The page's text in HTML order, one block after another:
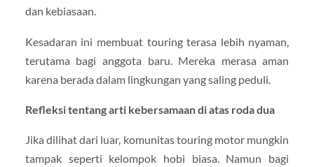
dan kebiasaan.
Kesadaran ini membuat touring terasa lebih nyaman,
terutama bagi anggota baru. Mereka merasa aman
karena berada dalam lingkungan yang saling peduli.
Refleksi tentang arti kebersamaan di atas roda dua
Jika dilihat dari luar, komunitas touring motor mungkin
tampak seperti kelompok hobi biasa. Namun bagi